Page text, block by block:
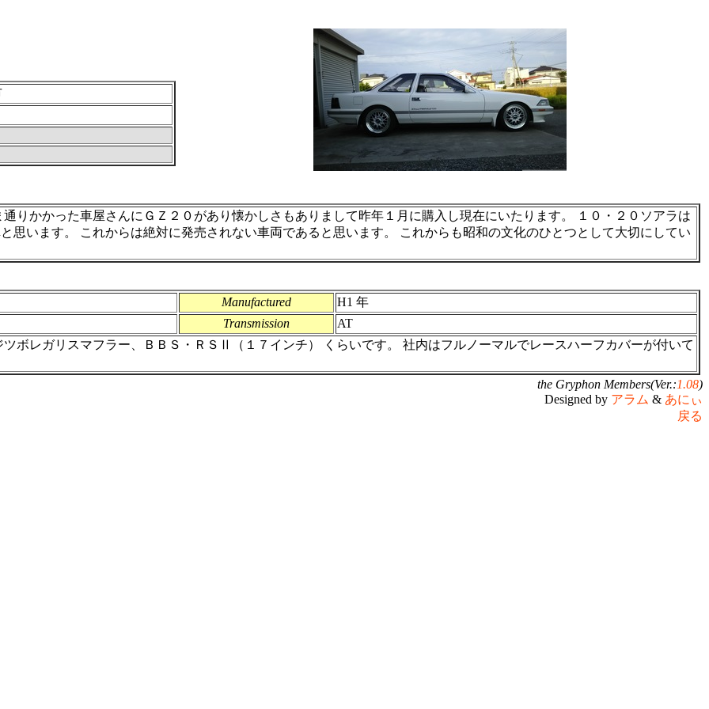
りかかった車屋さんにＧＺ２０があり懐かしさもありまして昨年１月に購入し現在にいたります。 １０・２０ソアラは
思います。 これからは絶対に発売されない車両であると思います。 これからも昭和の文化のひとつとして大切にしてい
Manufactured
H1 年
Transmission
AT
ボレガリスマフラー、ＢＢＳ・ＲＳⅡ（１７インチ） くらいです。 社内はフルノーマルでレースハーフカバーが付いて
the Gryphon Members(Ver.:1.08)
Designed by アラム & あにぃ
戻る